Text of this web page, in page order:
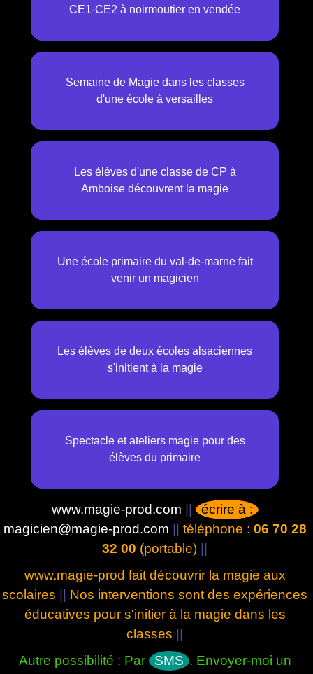
CE1-CE2 à noirmoutier en vendée
Semaine de Magie dans les classes
d'une école à versailles
Les élèves d'une classe de CP à
Amboise découvrent la magie
Une école primaire du val-de-marne fait
venir un magicien
Les élèves de deux écoles alsaciennes
s'initient à la magie
Spectacle et ateliers magie pour des
élèves du primaire
www.magie-prod.com ||
écrire à :
magicien@magie-prod.com || téléphone : 06 70 28
32 00 (portable) ||
www.magie-prod fait découvrir la magie aux
scolaires || Nos interventions sont des expériences
éducatives pour s'initier à la magie dans les
classes ||
Autre possibilité : Par
SMS . Envoyer-moi un